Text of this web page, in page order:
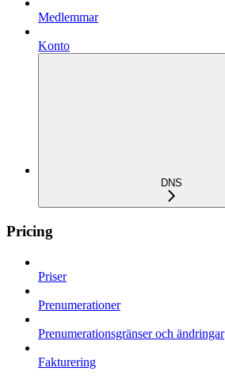
Medlemmar
Konto
DNS
Pricing
Priser
Prenumerationer
Prenumerationsgränser och ändringar
Fakturering